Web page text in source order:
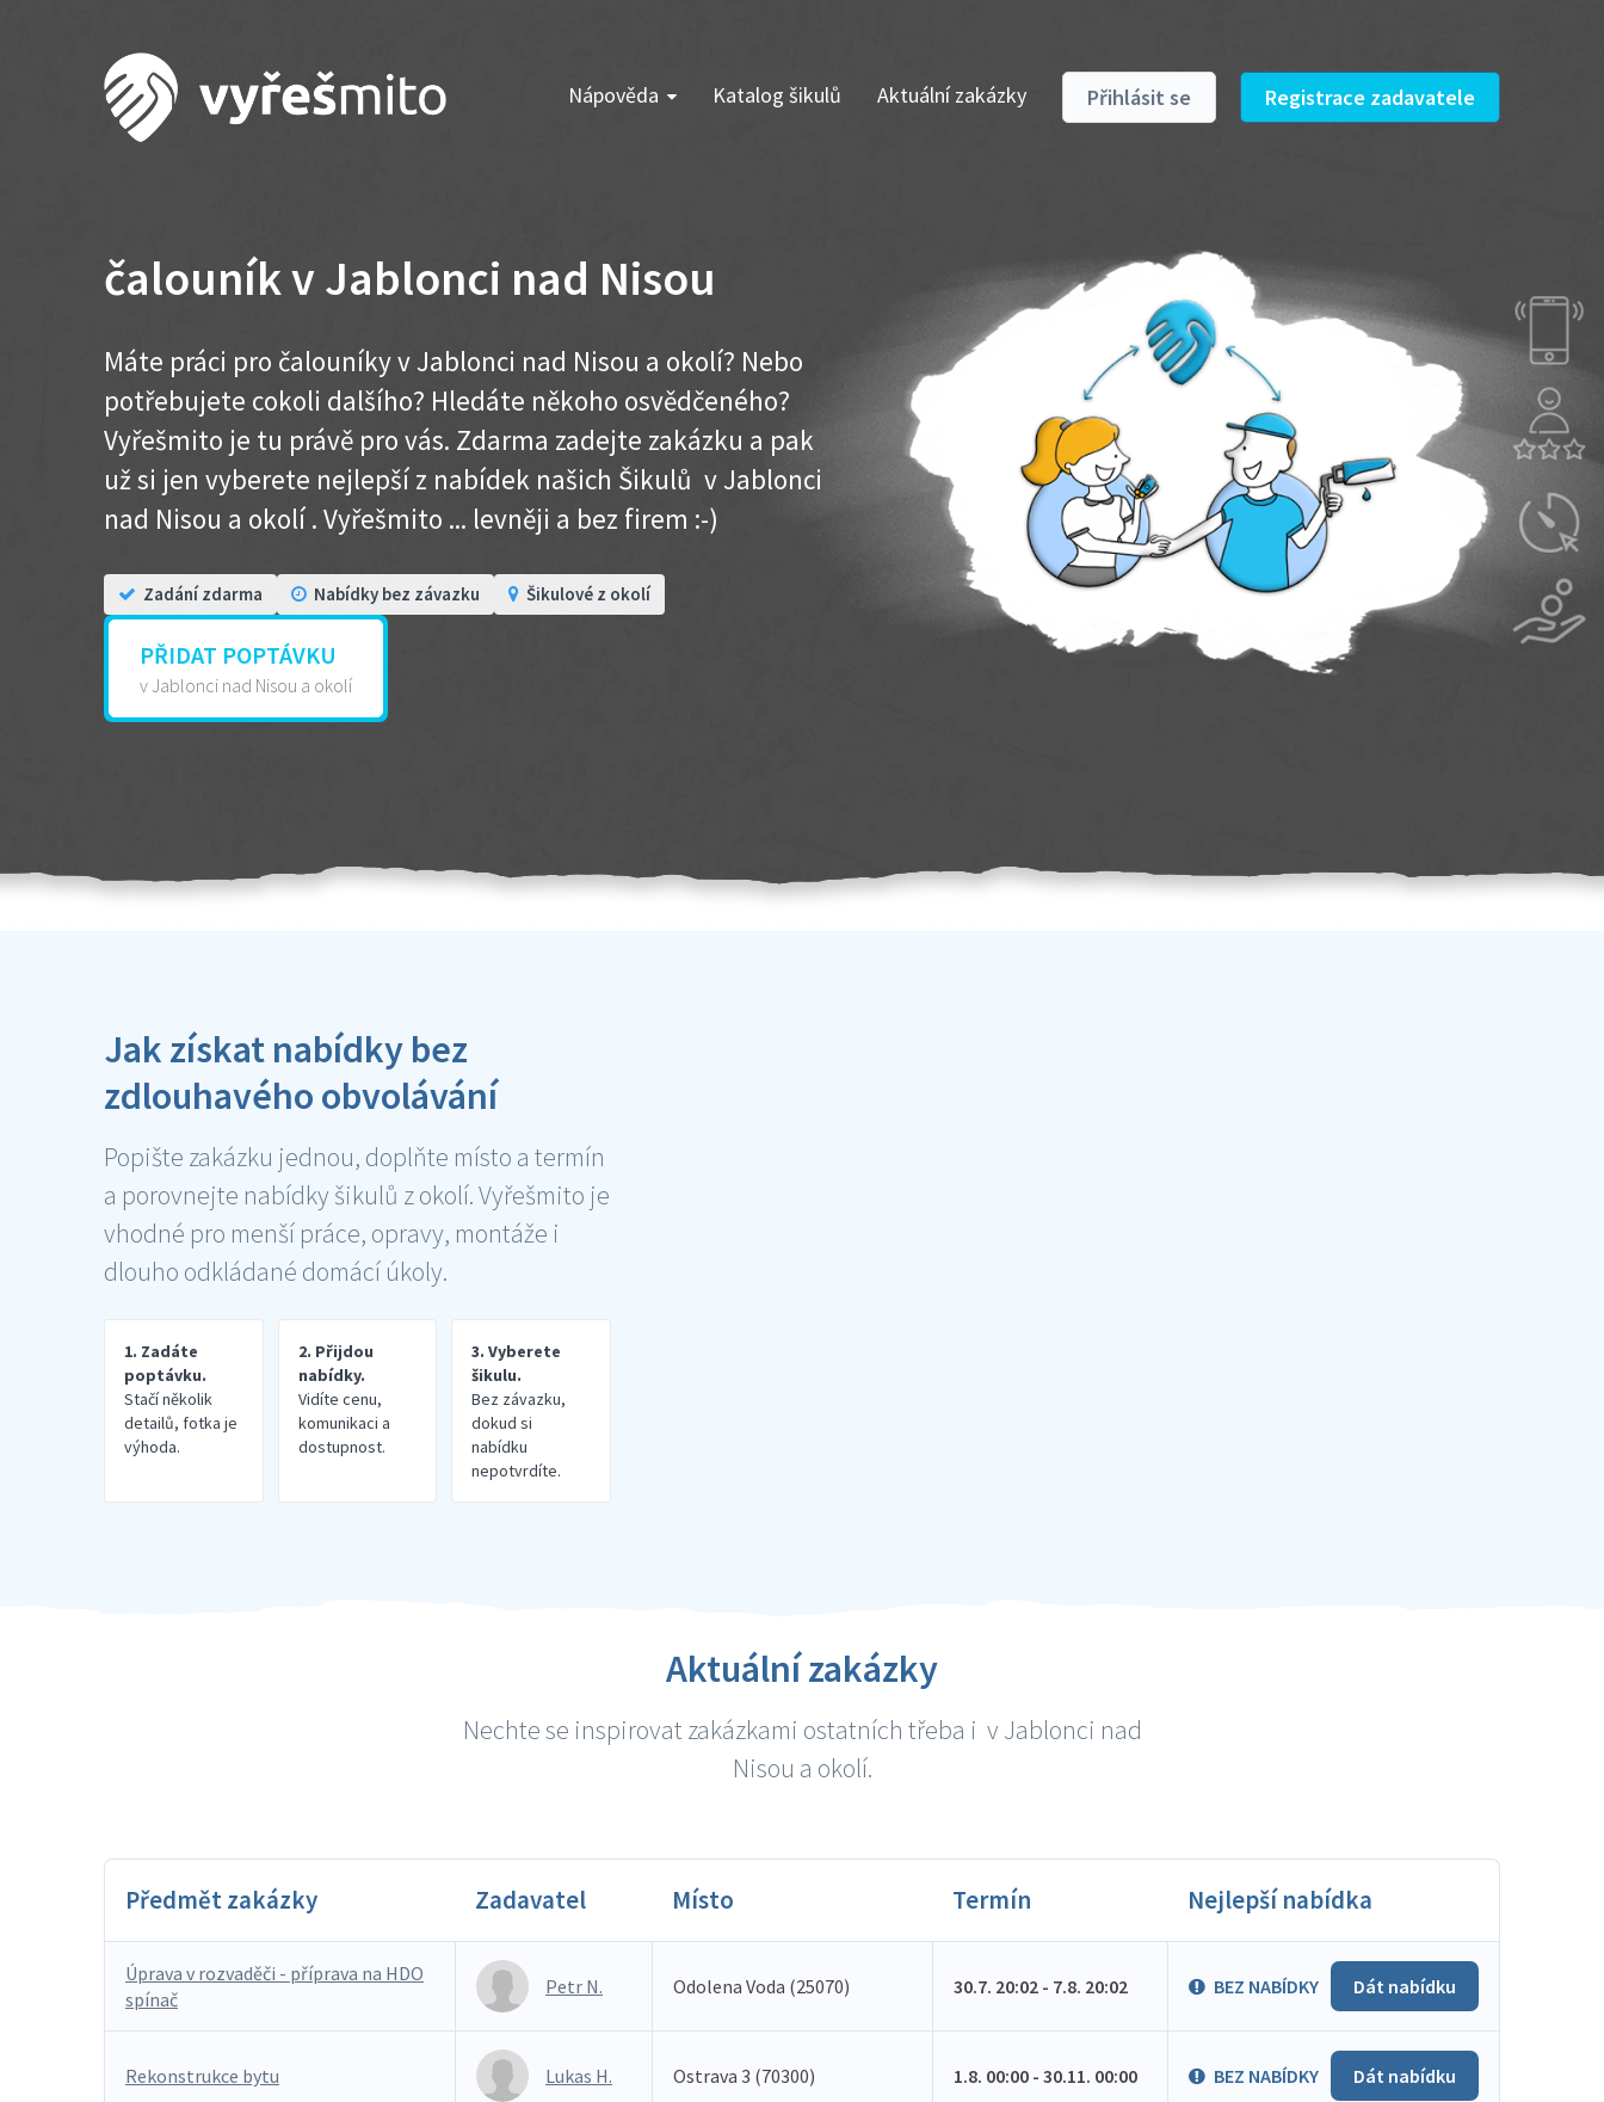
Nápověda Katalog šikulů Aktuální zakázky Přihlásit se Registrace zadavatele
čalouník v Jablonci nad Nisou
Máte práci pro čalouníky v Jablonci nad Nisou a okolí? Nebo
potřebujete cokoli dalšího? Hledáte někoho osvědčeného?
Vyřešmito je tu právě pro vás. Zdarma zadejte zakázku a pak
už si jen vyberete nejlepší z nabídek našich Šikulů v Jablonci
nad Nisou a okolí . Vyřešmito ... levněji a bez firem :-)
Zadání zdarma Nabídky bez závazku Šikulové z okolí
PŘIDAT POPTÁVKU
v Jablonci nad Nisou a okolí
Jak získat nabídky bez
zdlouhavého obvolávání
Popište zakázku jednou, doplňte místo a termín
a porovnejte nabídky šikulů z okolí. Vyřešmito je
vhodné pro menší práce, opravy, montáže i
dlouho odkládané domácí úkoly.
1. Zadáte
poptávku.
Stačí několik
detailů, fotka je
výhoda.
2. Přijdou
nabídky.
Vidíte cenu,
komunikaci a
dostupnost.
3. Vyberete
šikulu.
Bez závazku,
dokud si
nabídku
nepotvrdíte.
Aktuální zakázky
Nechte se inspirovat zakázkami ostatních třeba i v Jablonci nad
Nisou a okolí.
Předmět zakázky Zadavatel Místo Termín Nejlepší nabídka
Úprava v rozvaděči - příprava na HDO
spínač
Petr N. Odolena Voda (25070) 30.7. 20:02 - 7.8. 20:02 BEZ NABÍDKY Dát nabídku
Rekonstrukce bytu Lukas H. Ostrava 3 (70300) 1.8. 00:00 - 30.11. 00:00 BEZ NABÍDKY Dát nabídku